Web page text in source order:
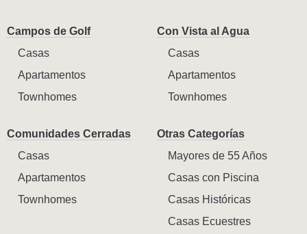
Campos de Golf
Casas
Apartamentos
Townhomes
Con Vista al Agua
Casas
Apartamentos
Townhomes
Comunidades Cerradas
Casas
Apartamentos
Townhomes
Otras Categorías
Mayores de 55 Años
Casas con Piscina
Casas Históricas
Casas Ecuestres